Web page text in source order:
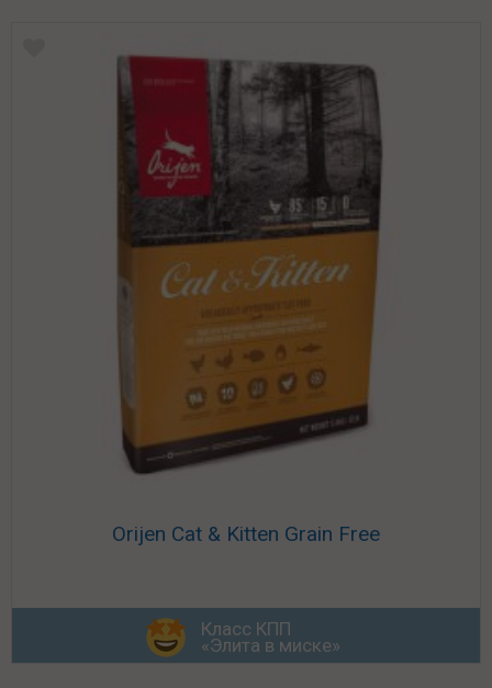
Orijen Cat & Kitten Grain Free
Класс КПП
«Элита в миске»